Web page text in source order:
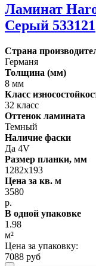
Ламинат
Серый 533121
Страна
Германя
Толщина (мм)
8 мм
Класс
32 класс
Оттенок ламината
Темный
Наличие фаски
Да 4V
Размер планки, мм
1282х193
Цена за кв. м
3580
р.
В одной упаковке
1.98
м²
Цена за упаковку:
7088 руб